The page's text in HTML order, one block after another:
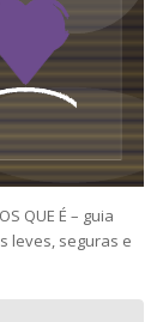
QUE É – guia
leves, seguras e